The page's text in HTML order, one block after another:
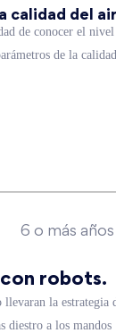
calidad del
de conocer el nivel
de la
6 o más años
robots.
llevaran la
diestro a los mandos